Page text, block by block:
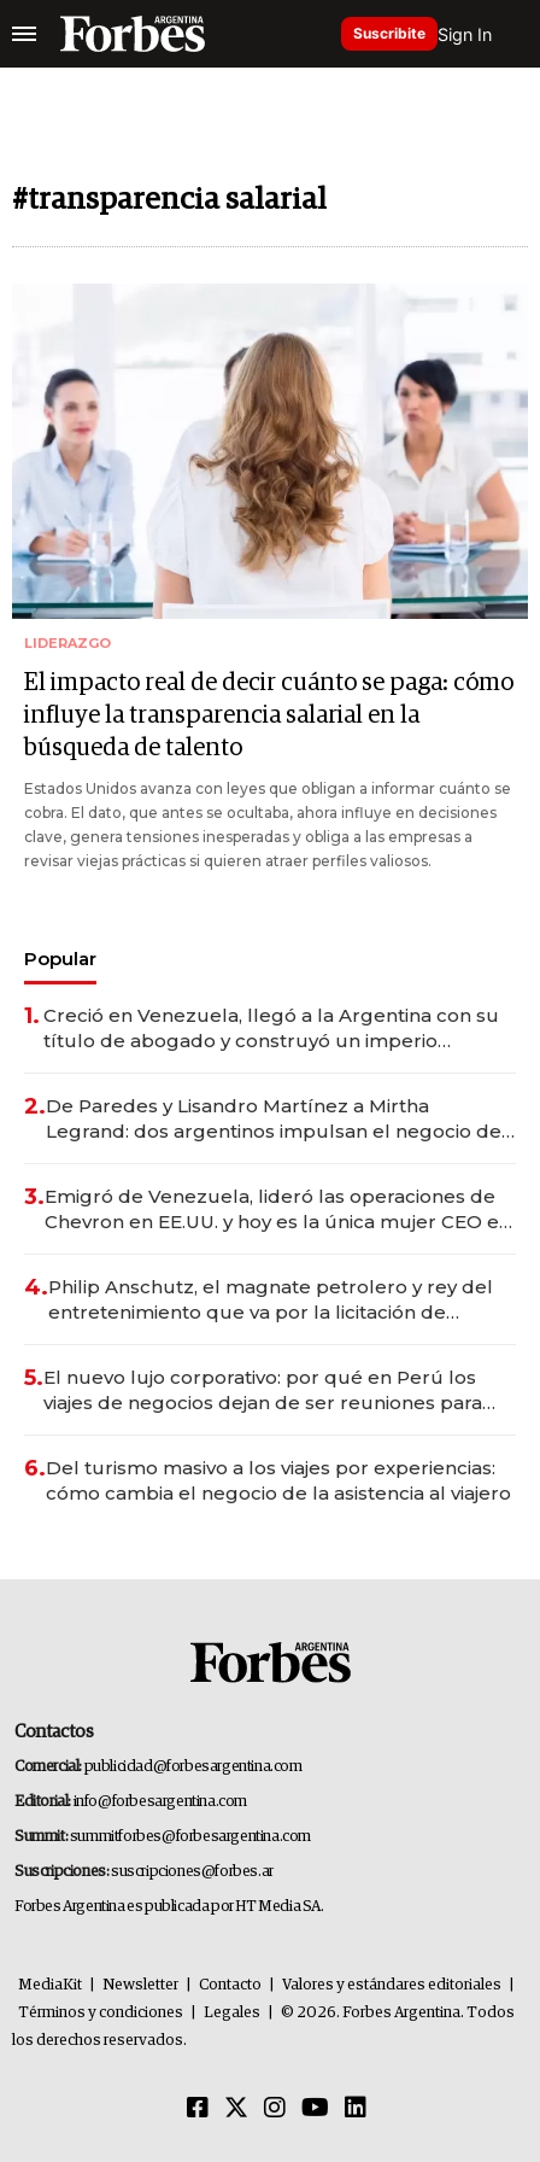
Suscribite Sign In
#transparencia salarial
LIDERAZGO
El impacto real de decir cuánto se paga: cómo
influye la transparencia salarial en la
búsqueda de talento
Estados Unidos avanza con leyes que obligan a informar cuánto se
cobra. El dato, que antes se ocultaba, ahora influye en decisiones
clave, genera tensiones inesperadas y obliga a las empresas a
revisar viejas prácticas si quieren atraer perfiles valiosos.
Popular
1. Creció en Venezuela, llegó a la Argentina con su
título de abogado y construyó un imperio
2.De Paredes y Lisandro Martínez a Mirtha
Legrand: dos argentinos impulsan el negocio del
3.Emigró de Venezuela, lideró las operaciones de
Chevron en EE.UU. y hoy es la única mujer CEO en
4.Philip Anschutz, el magnate petrolero y rey del
entretenimiento que va por la licitación de
5.El nuevo lujo corporativo: por qué en Perú los
viajes de negocios dejan de ser reuniones para
6.Del turismo masivo a los viajes por experiencias:
cómo cambia el negocio de la asistencia al viajero
Contactos
Comercial:publicidad@forbesargentina.com
Editorial:info@forbesargentina.com
Summit:summitforbes@forbesargentina.com
Suscripciones:suscripciones@forbes.ar
Forbes Argentina es publicada por HT Media SA.
MediaKit Newsletter Contacto Valores y estándares editoriales
Términos y condiciones
Legales
© 2026. Forbes Argentina. Todos
los derechos reservados.